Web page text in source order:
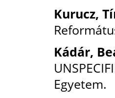
Kurucz,
Kádár,
Egyetem.